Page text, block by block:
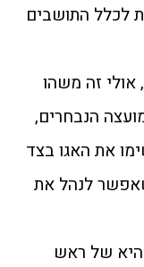
לכלל התושבים
אולי זה משהו
הנבחרים,
את האגו בצד
לנהל את
היא של ראש